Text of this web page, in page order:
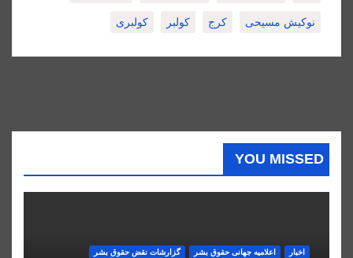
نوکیش مسیحی کرج کولبر کولبری
YOU MISSED
اخبار اعلاميه جهانی حقوق بشر گزارشات نقض حقوق بشر